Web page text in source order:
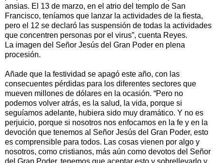
ansias. El 13 de marzo, en el atrio del templo de San
Francisco, teníamos que lanzar la actividades de la fiesta,
pero el 12 se declaró las suspensión de todas la actividades
que concentren personas por el virus”, cuenta Reyes.
La imagen del Señor Jesús del Gran Poder en plena
procesión.
Añade que la festividad se apagó este año, con las
consecuentes pérdidas para los diferentes sectores que
mueven millones de dólares en la ocasión. “Pero no
podemos volver atrás, es la salud, la vida, porque si
seguíamos adelante, hubiera sido muy dramático. Y no es
perjuicio, porque si nosotros nos enfocamos en la fe y en la
devoción que tenemos al Señor Jesús del Gran Poder, esto
es comprensible para todos. Las cosas vienen por algo y
nosotros, como cristianos, más aún como devotos del Señor
del Gran Poder, tenemos que aceptar esto y sobrellevarlo y